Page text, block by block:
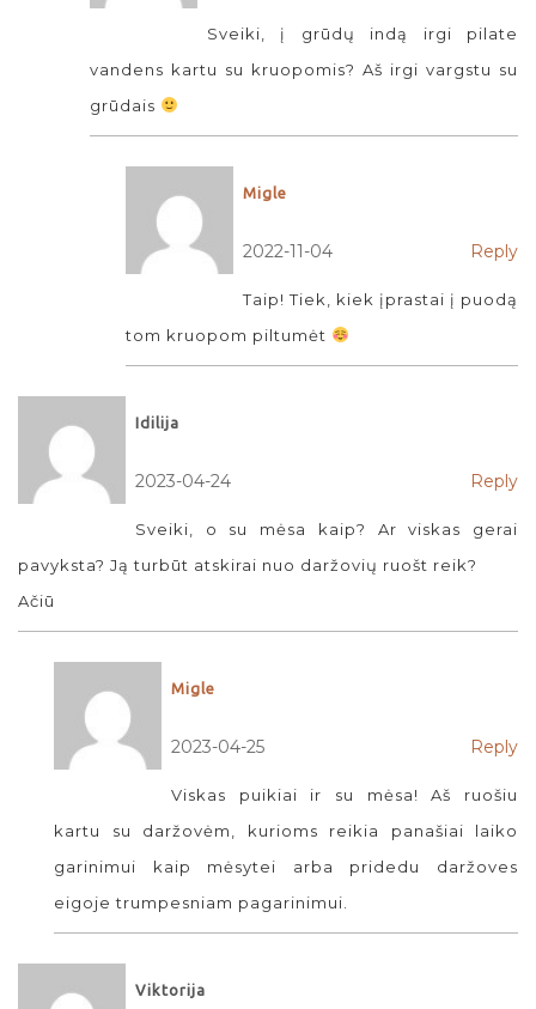
Sveiki, į grūdų indą irgi pilate
vandens kartu su kruopomis? Aš irgi vargstu su
grūdais
Migle
2022-11-04 Reply
Taip! Tiek, kiek įprastai į puodą
tom kruopom piltumėt
Idilija
2023-04-24 Reply
Sveiki, o su mėsa kaip? Ar viskas gerai
pavyksta? Ją turbūt atskirai nuo daržovių ruošt reik?
Ačiū
Migle
2023-04-25 Reply
Viskas puikiai ir su mėsa! Aš ruošiu
kartu su daržovėm, kurioms reikia panašiai laiko
garinimui kaip mėsytei arba pridedu daržoves
eigoje trumpesniam pagarinimui.
Viktorija